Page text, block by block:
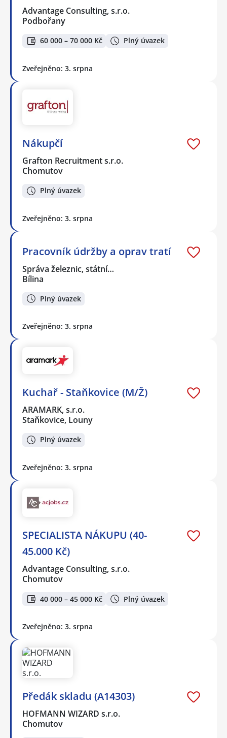
Advantage Consulting, s.r.o.
Podbořany
60 000 – 70 000 Kč Plný úvazek
Zveřejněno: 3. srpna
Nákupčí
Grafton Recruitment s.r.o.
Chomutov
Plný úvazek
Zveřejněno: 3. srpna
Pracovník údržby a oprav tratí
Správa železnic, státní…
Bílina
Plný úvazek
Zveřejněno: 3. srpna
Kuchař - Staňkovice (M/Ž)
ARAMARK, s.r.o.
Staňkovice, Louny
Plný úvazek
Zveřejněno: 3. srpna
SPECIALISTA NÁKUPU (40-
45.000 Kč)
Advantage Consulting, s.r.o.
Chomutov
40 000 – 45 000 Kč Plný úvazek
Zveřejněno: 3. srpna
Předák skladu (A14303)
HOFMANN WIZARD s.r.o.
Chomutov